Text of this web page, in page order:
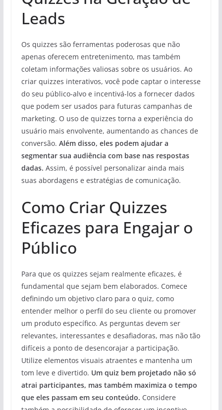
Leads
Os quizzes são ferramentas poderosas que não
apenas oferecem entretenimento, mas também
coletam informações valiosas sobre os usuários. Ao
criar quizzes interativos, você pode captar o interesse
do seu público-alvo e incentivá-los a fornecer dados
que podem ser usados para futuras campanhas de
marketing. O uso de quizzes torna a experiência do
usuário mais envolvente, aumentando as chances de
conversão. Além disso, eles podem ajudar a
segmentar sua audiência com base nas respostas
dadas. Assim, é possível personalizar ainda mais
suas abordagens e estratégias de comunicação.
Como Criar Quizzes
Eficazes para Engajar o
Público
Para que os quizzes sejam realmente eficazes, é
fundamental que sejam bem elaborados. Comece
definindo um objetivo claro para o quiz, como
entender melhor o perfil do seu cliente ou promover
um produto específico. As perguntas devem ser
relevantes, interessantes e desafiadoras, mas não tão
difíceis a ponto de desencorajar a participação.
Utilize elementos visuais atraentes e mantenha um
tom leve e divertido. Um quiz bem projetado não só
atrai participantes, mas também maximiza o tempo
que eles passam em seu conteúdo. Considere